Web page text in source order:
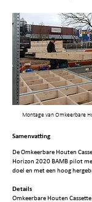
Montage van Omkeerbare
Samenvatting
De Omkeerbare Houten
Horizon 2020 BAMB pilot
doel en met een hoog
Details
Omkeerbare Houten